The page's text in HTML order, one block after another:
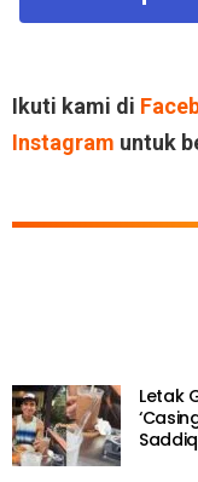
Ikuti kami di
Instagram untuk
Letak